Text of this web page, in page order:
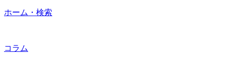
ホーム・検索
コラム